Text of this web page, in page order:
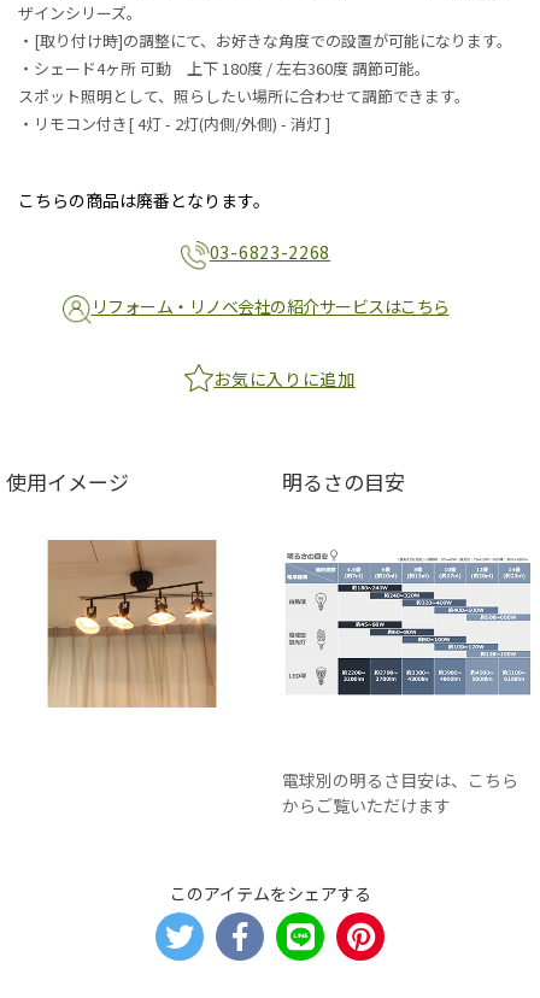
ザインシリーズ。
・[取り付け時]の調整にて、お好きな角度での設置が可能になります。
・シェード4ヶ所 可動 上下 180度 / 左右360度 調節可能。
スポット照明として、照らしたい場所に合わせて調節できます。
・リモコン付き[ 4灯 - 2灯(内側/外側) - 消灯 ]
こちらの商品は廃番となります。
03-6823-2268
リフォーム・リノベ会社の紹介サービスはこちら
お気に入りに追加
使用イメージ 明るさの目安
電球別の明るさ目安は、こちら
からご覧いただけます
このアイテムをシェアする